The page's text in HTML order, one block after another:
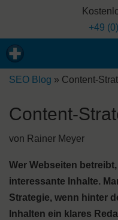
+49
SEO Blog » Content-
Content-
von Rainer Meyer
Wer Webseiten
interessante Inhalte.
Strategie, wenn hinter
Inhalten ein klares